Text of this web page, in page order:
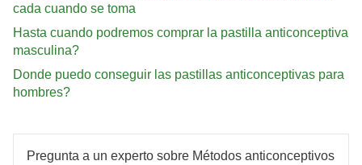
cada cuando se toma
Hasta cuando podremos comprar la pastilla anticonceptiva
masculina?
Donde puedo conseguir las pastillas anticonceptivas para
hombres?
Pregunta a un experto sobre Métodos anticonceptivos